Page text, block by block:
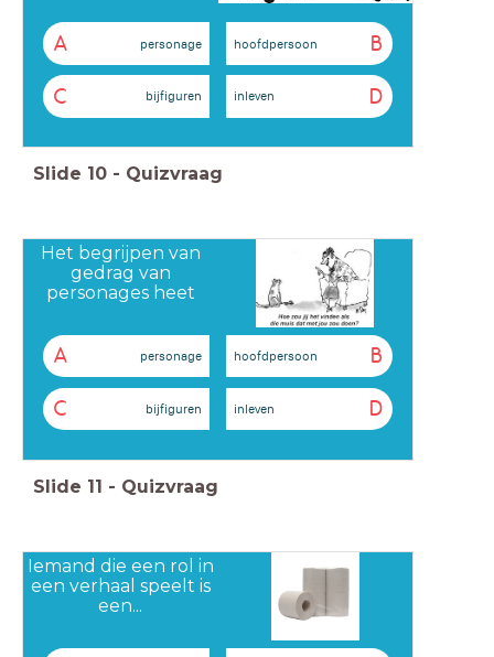
A personage B
hoofdpersoon
C bijfiguren D
inleven
Slide 10 - Quizvraag
Het begrijpen van
gedrag van
personages heet
A personage B
hoofdpersoon
C bijfiguren D
inleven
Slide 11 - Quizvraag
Iemand die een rol in
een verhaal speelt is
een...